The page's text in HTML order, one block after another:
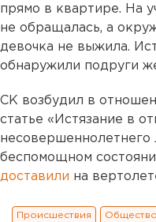
прямо в квартире. На
не обращалась, а
девочка не выжила.
обнаружили подруги
СК возбудил в
статье «Истязание в
несовершеннолетнего
беспомощном
доставили на
Происшествия Общество